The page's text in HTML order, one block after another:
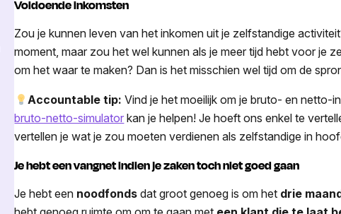
Voldoende inkomsten
Zou je kunnen leven van het inkomen uit je zelfstandige
moment, maar zou het wel kunnen als je meer tijd hebt voor je
om het waar te maken? Dan is het misschien wel tijd om de
Accountable tip: Vind je het moeilijk om je bruto- en netto-
bruto-netto-simulator kan je helpen! Je hoeft ons enkel te
vertellen je wat je zou moeten verdienen als zelfstandige in
Je hebt een vangnet indien je zaken toch niet goed gaan
Je hebt een noodfonds dat groot genoeg is om het drie